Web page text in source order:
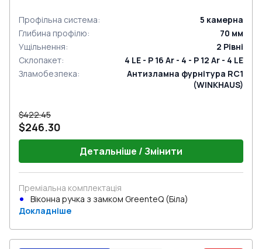
Профільна система: 5 камерна
Глибина профілю: 70 мм
Ущільнення: 2 Рівні
Склопакет:
4 LE - P 16 Ar - 4 - P 12 Ar - 4 LE
Зламобезпека:
Антизламна фурнітура RC1
(WINKHAUS)
$422.45
$246.30
Детальніше / Змінити
Преміальна комплектація
Віконна ручка з замком GreenteQ (Біла)
Докладніше